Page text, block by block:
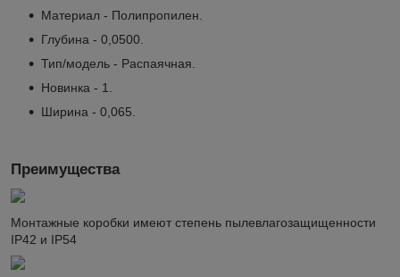
Материал - Полипропилен.
Глубина - 0,0500.
Тип/модель - Распаячная.
Новинка - 1.
Ширина - 0,065.
Преимущества
Монтажные коробки имеют степень пылевлагозащищенности
IP42 и IP54